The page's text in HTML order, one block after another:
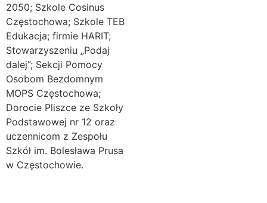
2050; Szkole Cosinus
Częstochowa; Szkole TEB
Edukacja; firmie HARIT;
Stowarzyszeniu „Podaj
dalej”; Sekcji Pomocy
Osobom Bezdomnym
MOPS Częstochowa;
Dorocie Pliszce ze Szkoły
Podstawowej nr 12 oraz
uczennicom z Zespołu
Szkół im. Bolesława Prusa
w Częstochowie.